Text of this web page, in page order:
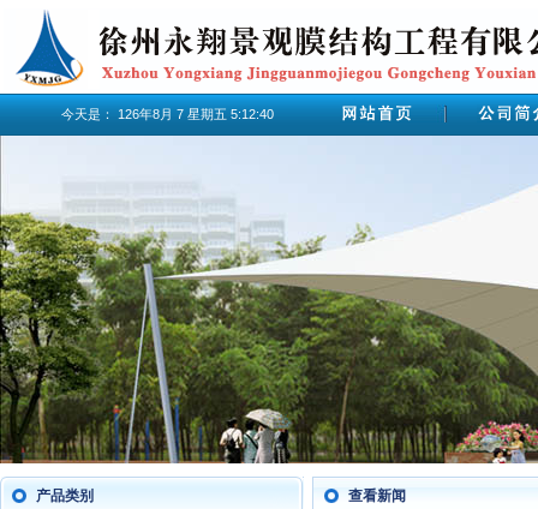
今天是： 126年8月 7 星期五 5:12:40
产品类别 查